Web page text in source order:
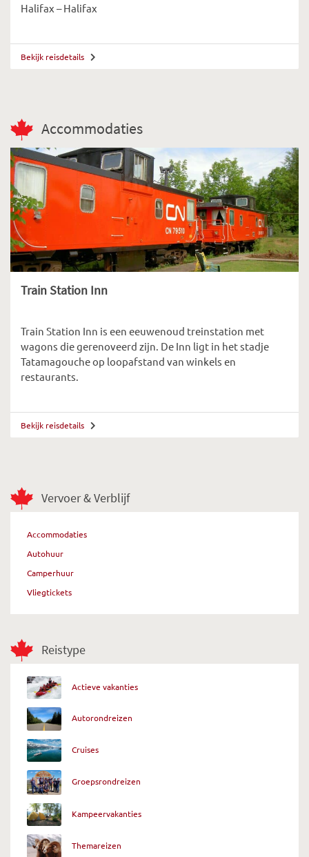
Vervoer & Verblijf
Accommodaties
Autohuur
Camperhuur
Vliegtickets
Reistype
Actieve vakanties
Autorondreizen
Cruises
Groepsrondreizen
Kampeervakanties
Themareizen
Halifax – Halifax
Bekijk reisdetails
Accommodaties
Train Station Inn
Train Station Inn is een eeuwenoud treinstation met
wagons die gerenoveerd zijn. De Inn ligt in het stadje
Tatamagouche op loopafstand van winkels en
restaurants.
Bekijk reisdetails